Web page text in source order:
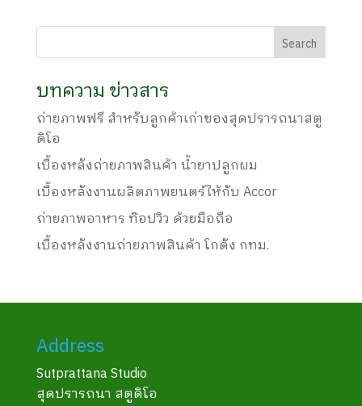
บทความ ข่าวสาร
ถ่ายภาพฟรี สำหรับลูกค้าเก่าของสุดปรารถนาสตู
ดิโอ
เบื้องหลังถ่ายภาพสินค้า น้ำยาปลูกผม
เบื้องหลังงานผลิตภาพยนตร์ให้กับ Accor
ถ่ายภาพอาหาร ท๊อปวิว ด้วยมือถือ
เบื้องหลังงานถ่ายภาพสินค้า โกดัง กทม.
Address
Sutprattana Studio
สุดปรารถนา สตูดิโอ